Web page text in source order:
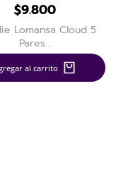
$9.800
Lomansa Cloud 5
Pares…
al carrito